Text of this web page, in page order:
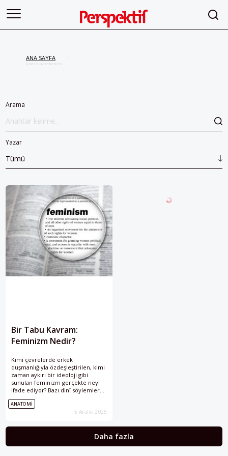
ANA SAYFA
kadın hareketleri
Arama
Yazar
Tümü
Bir Tabu Kavram:
Feminizm Nedir?
Kimi çevrelerde erkek
düşmanlığıyla özdeşleştirilen, kimi
zaman aykırı bir ideoloji gibi
sunulan feminizm gerçekte neyi
ifade ediyor? Bazı dinî söylemler
tarafından toplum yapısıyla
uyumsuz görülen feminizm
kavramını “Anatomi” serimizde
ANATOMI
5 Aralık 2025
Daha fazla